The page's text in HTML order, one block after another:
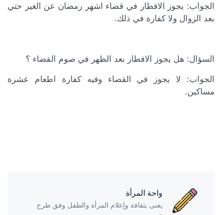
الجواب: يجوز الافطار في قضاء اشهر رمضان عن الغير حتي
بعد الزوال ولا كفارة في ذلك.
السؤال: هل يجوز الافطار بعد الظهر في صوم القضاء ؟
الجواب: لا يجوز في القضاء وفيه كفارة اطعام عشرة
مساكين.
واحة المرأة
يعنى بثقافة وإعلام المرأة والطفل وفق طرح